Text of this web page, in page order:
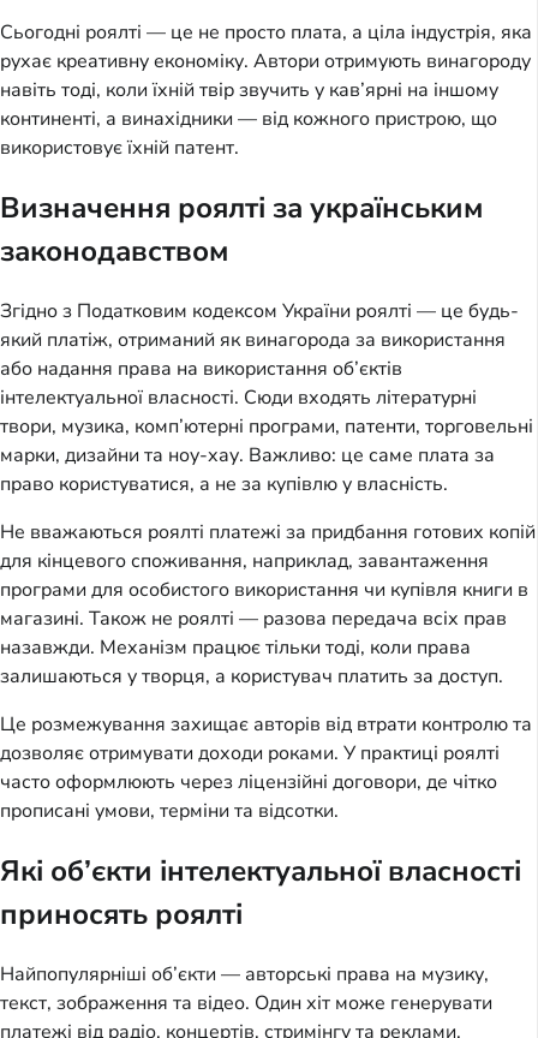
Сьогодні роялті — це не просто плата, а ціла індустрія, яка
рухає креативну економіку. Автори отримують винагороду
навіть тоді, коли їхній твір звучить у кав’ярні на іншому
континенті, а винахідники — від кожного пристрою, що
використовує їхній патент.
Визначення роялті за українським
законодавством
Згідно з Податковим кодексом України роялті — це будь-
який платіж, отриманий як винагорода за використання
або надання права на використання об’єктів
інтелектуальної власності. Сюди входять літературні
твори, музика, комп’ютерні програми, патенти, торговельні
марки, дизайни та ноу-хау. Важливо: це саме плата за
право користуватися, а не за купівлю у власність.
Не вважаються роялті платежі за придбання готових копій
для кінцевого споживання, наприклад, завантаження
програми для особистого використання чи купівля книги в
магазині. Також не роялті — разова передача всіх прав
назавжди. Механізм працює тільки тоді, коли права
залишаються у творця, а користувач платить за доступ.
Це розмежування захищає авторів від втрати контролю та
дозволяє отримувати доходи роками. У практиці роялті
часто оформлюють через ліцензійні договори, де чітко
прописані умови, терміни та відсотки.
Які об’єкти інтелектуальної власності
приносять роялті
Найпопулярніші об’єкти — авторські права на музику,
текст, зображення та відео. Один хіт може генерувати
платежі від радіо, концертів, стримінгу та реклами.